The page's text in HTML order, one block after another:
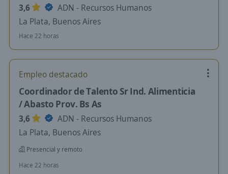
3,6
ADN - Recursos Humanos
La Plata, Buenos Aires
Hace 22 horas
Empleo destacado
Coordinador de Talento Sr Ind. Alimenticia
/ Abasto Prov. Bs As
3,6
ADN - Recursos Humanos
La Plata, Buenos Aires
Presencial y remoto
Hace 22 horas